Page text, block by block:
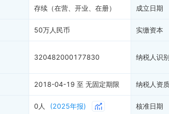
债券信息
地块公示
客户
存续（在营、开业、在册） 成立日期
50万人民币 实缴资本
320482000177830 纳税人识
2018-04-19 至 无固定期限 纳税人资
0人 (2025年报) 核准日期